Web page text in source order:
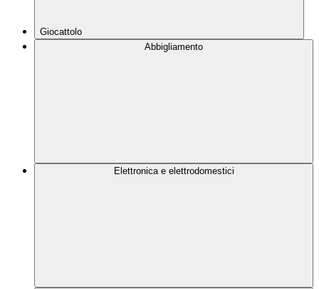
Giocattolo
Abbigliamento
Elettronica e elettrodomestici